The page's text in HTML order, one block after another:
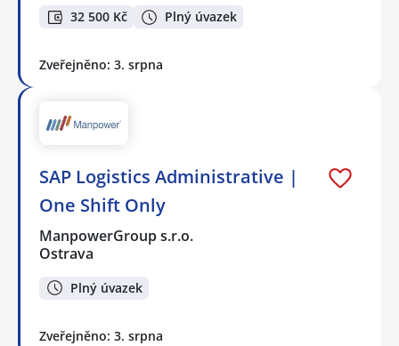
32 500 Kč Plný úvazek
Zveřejněno: 3. srpna
SAP Logistics Administrative |
One Shift Only
ManpowerGroup s.r.o.
Ostrava
Plný úvazek
Zveřejněno: 3. srpna